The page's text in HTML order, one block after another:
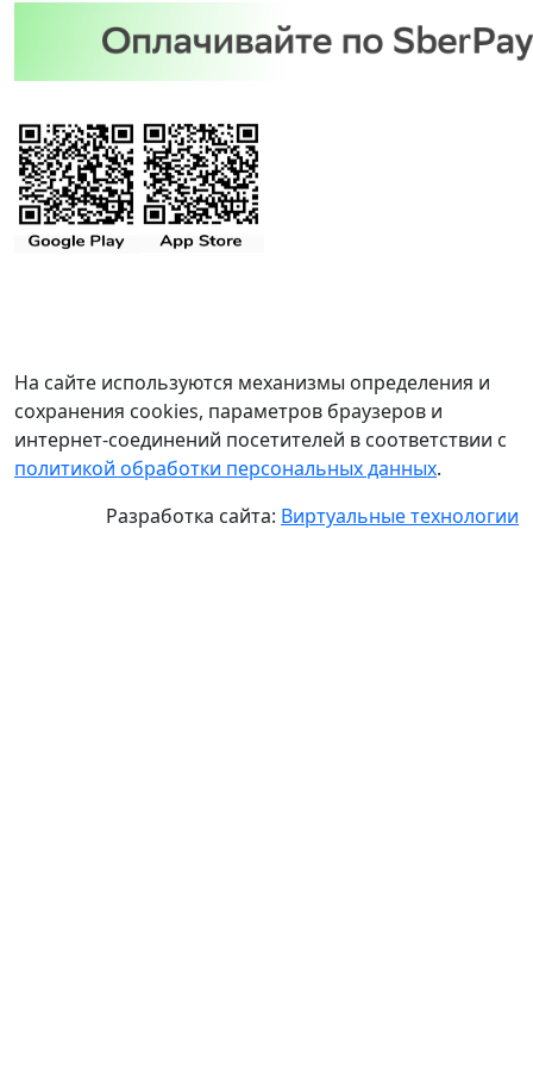
На сайте используются механизмы определения и
сохранения cookies, параметров браузеров и
интернет-соединений посетителей в соответствии с
политикой обработки персональных данных.
Разработка сайта: Виртуальные технологии